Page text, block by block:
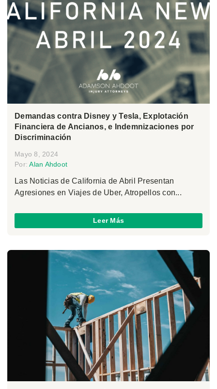
Demandas contra Disney y Tesla, Explotación
Financiera de Ancianos, e Indemnizaciones por
Discriminación
Mayo 8, 2024
Por:Alan Ahdoot
Las Noticias de California de Abril Presentan
Agresiones en Viajes de Uber, Atropellos con...
Leer Más